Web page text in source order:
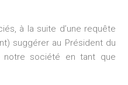
à la suite d’une requête
suggérer au Président du
notre société en tant que